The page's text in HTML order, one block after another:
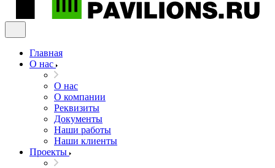
Главная
О нас
О нас
О компании
Реквизиты
Документы
Наши работы
Наши клиенты
Проекты